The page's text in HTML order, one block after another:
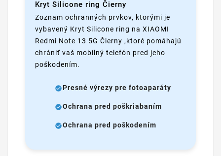
Kryt Silicone ring Čierny
Zoznam ochranných prvkov, ktorými je
vybavený Kryt Silicone ring na XIAOMI
Redmi Note 13 5G Čierny ,ktoré pomáhajú
chrániť vaš mobilný telefón pred jeho
poškodením.
Presné výrezy pre fotoaparáty
Ochrana pred poškriabaním
Ochrana pred poškodením